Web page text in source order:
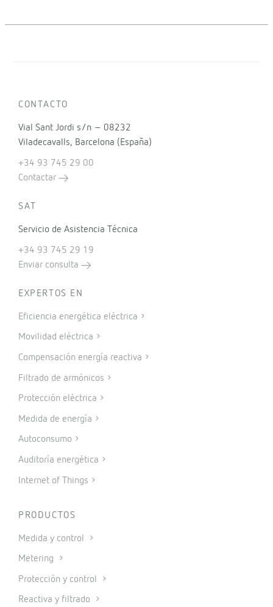
CONTACTO
Vial Sant Jordi s/n – 08232
Viladecavalls, Barcelona (España)
+34 93 745 29 00
Contactar
SAT
Servicio de Asistencia Técnica
+34 93 745 29 19
Enviar consulta
EXPERTOS EN
Eficiencia energética eléctrica
Movilidad eléctrica
Compensación energía reactiva
Filtrado de armónicos
Protección eléctrica
Medida de energía
Autoconsumo
Auditoría energética
Internet of Things
PRODUCTOS
Medida y control
Metering
Protección y control
Reactiva y filtrado